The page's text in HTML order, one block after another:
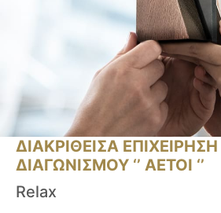
ΔΙΑΚΡΙΘΕΙΣΑ
ΔΙΑΓΩΝΙΣΜΟΥ ‘’ ΑΕΤΟΙ ‘’
Relax